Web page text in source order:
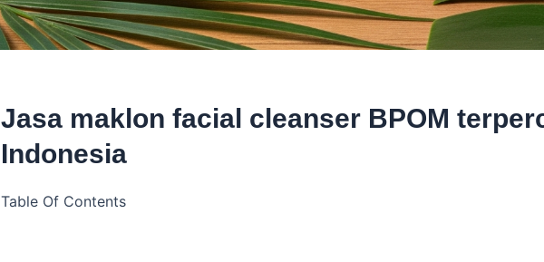
Jasa maklon facial cleanser BPOM
Indonesia
Table Of Contents